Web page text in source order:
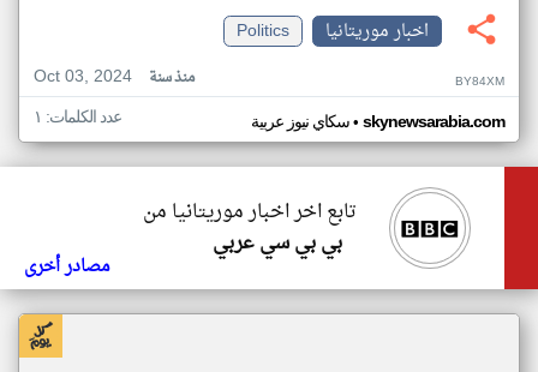
اخبار موريتانيا
Politics
Oct 03, 2024
منذ سنة BY84XM
سكاي نيوز عربية• skynewsarabia.com عدد الكلمات: ١
تابع اخر اخبار موريتانيا من
بي بي سي عربي
مصادر أخرى